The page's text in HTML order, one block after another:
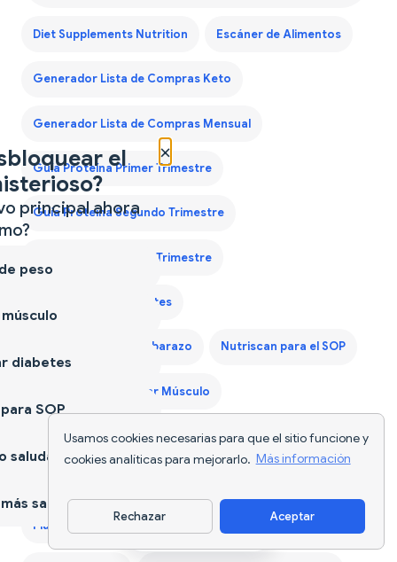
Usamos cookies necesarias para que el sitio funcione y
cookies analíticas para mejorarlo. Más información
Rechazar Aceptar
Diet Supplements Nutrition Escáner de Alimentos
Generador Lista de Compras Keto
Generador Lista de Compras Mensual
Guía Proteína Primer Trimestre
Guía Proteína Segundo Trimestre
Guía Proteína Tercer Trimestre
Nutriscan para Diabetes
Nutriscan para el Embarazo Nutriscan para el SOP
Nutriscan para Ganar Músculo
Nutriscan para Perder Peso
Plan de Dieta para Hombres de 40 Años
Descargar app
×
el
principal ahora
peso
diabetes
SOP
saludable
sano